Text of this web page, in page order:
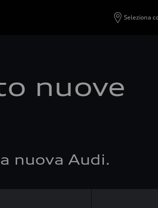
Seleziona
nuove
nuova Audi.